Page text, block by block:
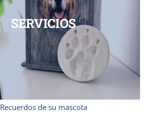
SERVICIOS
Recuerdos de su mascota